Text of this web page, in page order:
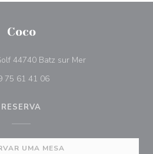
Coco
44740 Batz sur Mer((abre numa nova
75 61 41 06
RESERVA
UMA MESA